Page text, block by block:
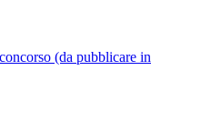
(da pubblicare in